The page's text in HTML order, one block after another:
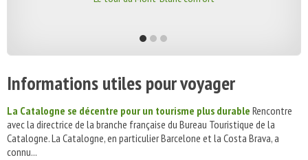
Informations utiles pour voyager
La Catalogne se décentre pour un tourisme plus durable Rencontre
avec la directrice de la branche française du Bureau Touristique de la
Catalogne. La Catalogne, en particulier Barcelone et la Costa Brava, a
connu...